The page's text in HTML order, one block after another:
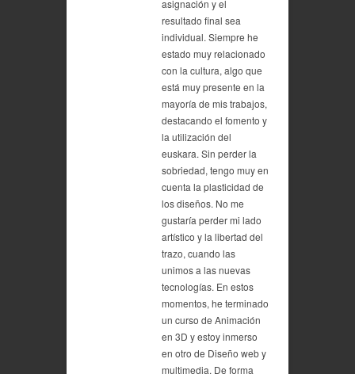
asignación y el
resultado final sea
individual. Siempre he
estado muy relacionado
con la cultura, algo que
está muy presente en la
mayoría de mis trabajos,
destacando el fomento y
la utilización del
euskara. Sin perder la
sobriedad, tengo muy en
cuenta la plasticidad de
los diseños. No me
gustaría perder mi lado
artístico y la libertad del
trazo, cuando las
unimos a las nuevas
tecnologías. En estos
momentos, he terminado
un curso de Animación
en 3D y estoy inmerso
en otro de Diseño web y
multimedia. De forma